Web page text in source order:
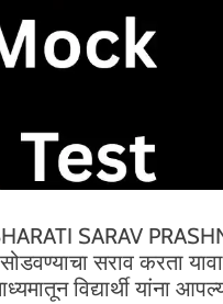
SARAV PRASHN
सोडवण्याचा सराव करता
विद्यार्थी यांना